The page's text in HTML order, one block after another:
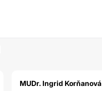
MUDr. Ingrid Korňanová